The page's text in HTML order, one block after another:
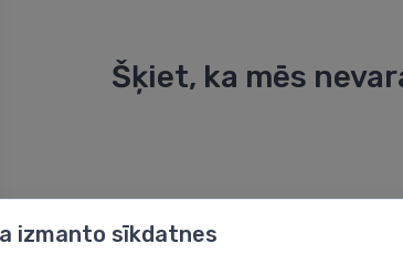
Šķiet, ka mēs
izmanto sīkdatnes